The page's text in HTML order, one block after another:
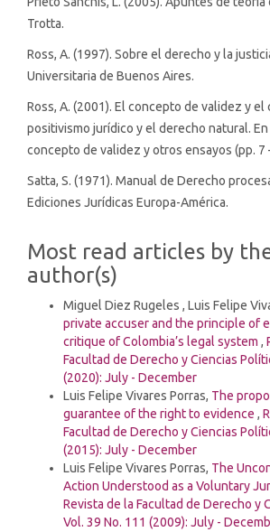
Trotta.
Ross, A. (1997). Sobre el derecho y la
Universitaria de Buenos Aires.
Ross, A. (2001). El concepto de validez y
positivismo jurídico y el derecho natural. En
concepto de validez y otros ensayos (pp. 7
Satta, S. (1971). Manual de Derecho
Ediciones Jurídicas Europa-América.
Most read articles by
author(s)
Miguel Diez Rugeles , Luis Felipe
private accuser and the principle of
critique of Colombia’s legal system ,
Facultad de Derecho y Ciencias
(2020): July - December
Luis Felipe Vivares Porras, The
guarantee of the right to evidence ,
Facultad de Derecho y Ciencias
(2015): July - December
Luis Felipe Vivares Porras, The
Action Understood as a Voluntary
Revista de la Facultad de Derecho y
Vol. 39 No. 111 (2009): July -